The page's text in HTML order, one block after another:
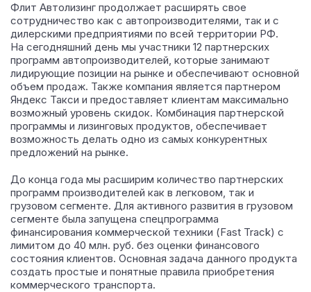
Флит Автолизинг продолжает расширять свое
сотрудничество как с автопроизводителями, так и с
дилерскими предприятиями по всей территории РФ.
На сегодняшний день мы участники 12 партнерских
программ автопроизводителей, которые занимают
лидирующие позиции на рынке и обеспечивают основной
объем продаж. Также компания является партнером
Яндекс Такси и предоставляет клиентам максимально
возможный уровень скидок. Комбинация партнерской
программы и лизинговых продуктов, обеспечивает
возможность делать одно из самых конкурентных
предложений на рынке.
До конца года мы расширим количество партнерских
программ производителей как в легковом, так и
грузовом сегменте. Для активного развития в грузовом
сегменте была запущена спецпрограмма
финансирования коммерческой техники (Fast Track) с
лимитом до 40 млн. руб. без оценки финансового
состояния клиентов. Основная задача данного продукта
создать простые и понятные правила приобретения
коммерческого транспорта.